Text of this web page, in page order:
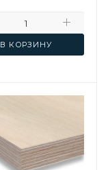
В КОРЗИНУ